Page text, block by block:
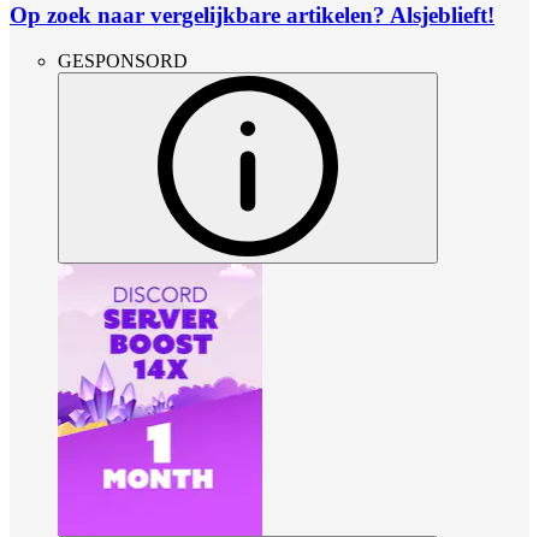
Op zoek naar vergelijkbare artikelen? Alsjeblieft!
GESPONSORD